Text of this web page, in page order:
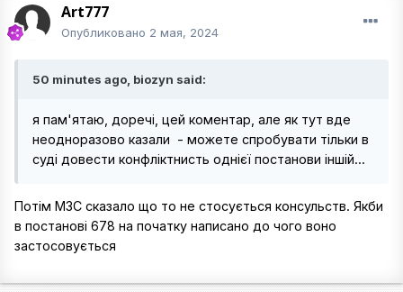
Art777
Опубликовано 2 мая, 2024
50 minutes ago, biozyn said:
я пам'ятаю, доречі, цей коментар, але як тут вде
неодноразово казали - можете спробувати тільки в
суді довести конфліктнисть однієї постанови іншій...
Потім МЗС сказало що то не стосується консульств. Якби
в постанові 678 на початку написано до чого воно
застосовується